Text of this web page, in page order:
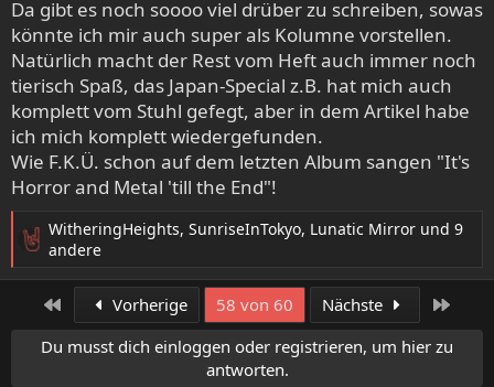
Da gibt es noch soooo viel drüber zu schreiben, sowas
könnte ich mir auch super als Kolumne vorstellen.
Natürlich macht der Rest vom Heft auch immer noch
tierisch Spaß, das Japan-Special z.B. hat mich auch
komplett vom Stuhl gefegt, aber in dem Artikel habe
ich mich komplett wiedergefunden.
Wie F.K.Ü. schon auf dem letzten Album sangen "It's
Horror and Metal 'till the End"!
R
t
WitheringHeights, SunriseInTokyo, Lunatic Mirror und 9
andere
Erste Vorherige 58 von 60 Nächste
Du musst dich einloggen oder registrieren, um hier zu
antworten.